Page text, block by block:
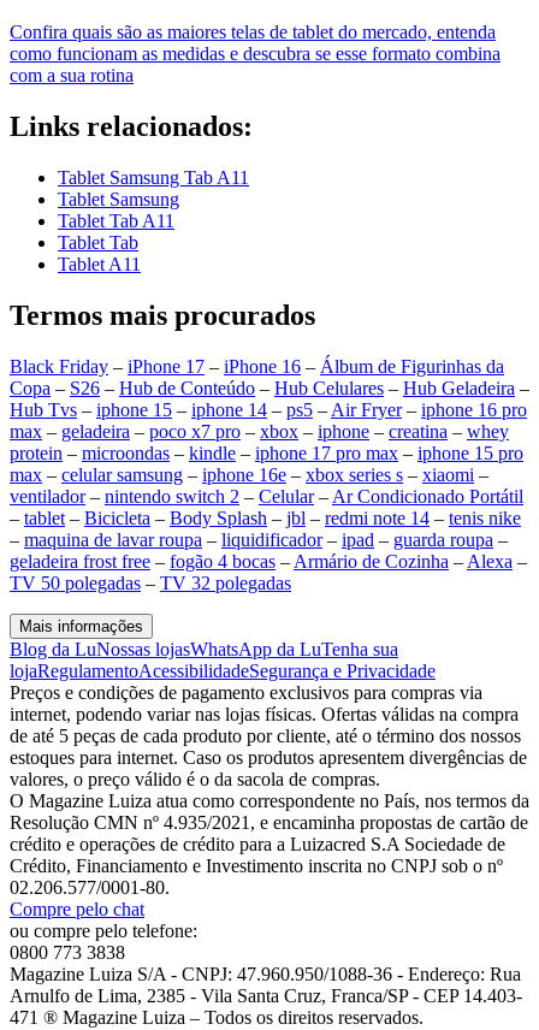
Confira quais são as maiores telas de tablet do mercado, entenda
como funcionam as medidas e descubra se esse formato combina
com a sua rotina
Links relacionados:
Tablet Samsung Tab A11
Tablet Samsung
Tablet Tab A11
Tablet Tab
Tablet A11
Termos mais procurados
Black Friday – iPhone 17 – iPhone 16 – Álbum de Figurinhas da
Copa – S26 – Hub de Conteúdo – Hub Celulares – Hub Geladeira –
Hub Tvs – iphone 15 – iphone 14 – ps5 – Air Fryer– iphone 16 pro
max – geladeira – poco x7 pro – xbox – iphone – creatina – whey
protein – microondas – kindle – iphone 17 pro max – iphone 15 pro
max – celular samsung – iphone 16e – xbox series s – xiaomi –
ventilador– nintendo switch 2 – Celular– Ar Condicionado Portátil
– tablet – Bicicleta – Body Splash – jbl – redmi note 14 – tenis nike
– maquina de lavar roupa – liquidificador– ipad – guarda roupa –
geladeira frost free – fogão 4 bocas – Armário de Cozinha – Alexa –
TV 50 polegadas – TV 32 polegadas
Mais informações
Blog da LuNossas lojasWhatsApp da LuTenha sua
lojaRegulamentoAcessibilidadeSegurança e Privacidade
Preços e condições de pagamento exclusivos para compras via
internet, podendo variar nas lojas físicas. Ofertas válidas na compra
de até 5 peças de cada produto por cliente, até o término dos nossos
estoques para internet. Caso os produtos apresentem divergências de
valores, o preço válido é o da sacola de compras.
O Magazine Luiza atua como correspondente no País, nos termos da
Resolução CMN nº 4.935/2021, e encaminha propostas de cartão de
crédito e operações de crédito para a Luizacred S.A Sociedade de
Crédito, Financiamento e Investimento inscrita no CNPJ sob o nº
02.206.577/0001-80.
Compre pelo chat
ou compre pelo telefone:
0800 773 3838
Magazine Luiza S/A - CNPJ: 47.960.950/1088-36 - Endereço: Rua
Arnulfo de Lima, 2385 - Vila Santa Cruz, Franca/SP - CEP 14.403-
471 ® Magazine Luiza – Todos os direitos reservados.